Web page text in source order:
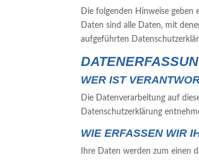
Die folgenden Hinweise geben
Daten sind alle Daten, mit
aufgeführten
WER IST
Die Datenverarbeitung auf
Datenschutzerklärung
WIE ERFASSEN WIR
Ihre Daten werden zum einen